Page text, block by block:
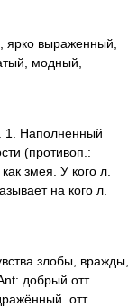
выраженный,
модный,
1. Наполненный
(противоп.:
змея. У кого л.
на кого л.
злобы, вражды,
добрый отт.
отт.